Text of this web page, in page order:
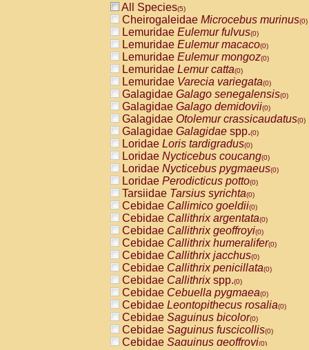
All Species(5)
Cheirogaleidae Microcebus murinus(0)
Lemuridae Eulemur fulvus(0)
Lemuridae Eulemur macaco(0)
Lemuridae Eulemur mongoz(0)
Lemuridae Lemur catta(0)
Lemuridae Varecia variegata(0)
Galagidae Galago senegalensis(0)
Galagidae Galago demidovii(0)
Galagidae Otolemur crassicaudatus(0)
Galagidae Galagidae spp.(0)
Loridae Loris tardigradus(0)
Loridae Nycticebus coucang(0)
Loridae Nycticebus pygmaeus(0)
Loridae Perodicticus potto(0)
Tarsiidae Tarsius syrichta(0)
Cebidae Callimico goeldii(0)
Cebidae Callithrix argentata(0)
Cebidae Callithrix geoffroyi(0)
Cebidae Callithrix humeralifer(0)
Cebidae Callithrix jacchus(0)
Cebidae Callithrix penicillata(0)
Cebidae Callithrixspp.(0)
Cebidae Cebuella pygmaea(0)
Cebidae Leontopithecus rosalia(0)
Cebidae Saguinus bicolor(0)
Cebidae Saguinus fuscicollis(0)
Cebidae Saguinus geoffroyi(0)